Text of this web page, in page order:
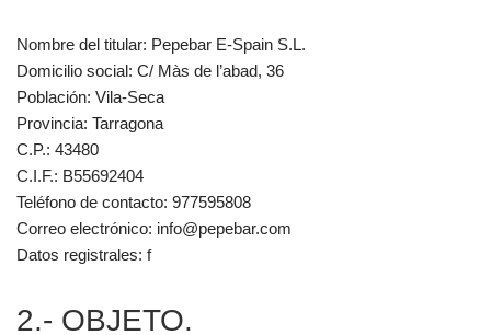
Nombre del titular: Pepebar E-Spain S.L.
Domicilio social: C/ Màs de l’abad, 36
Población: Vila-Seca
Provincia: Tarragona
C.P.: 43480
C.I.F.: B55692404
Teléfono de contacto: 977595808
Correo electrónico: info@pepebar.com
Datos registrales: f
2.- OBJETO.